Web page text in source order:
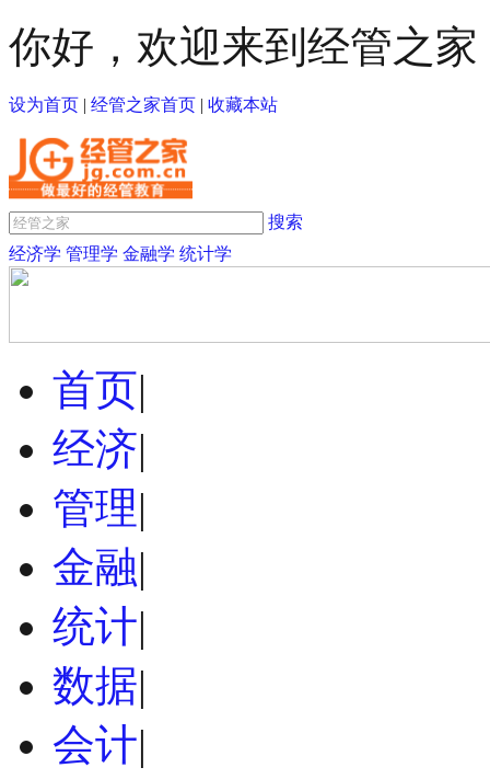
你好，欢迎来到经管之家
设为首页 | 经管之家首页 | 收藏本站
搜索
经济学 管理学 金融学 统计学
首页|
经济|
管理|
金融|
统计|
数据|
会计|